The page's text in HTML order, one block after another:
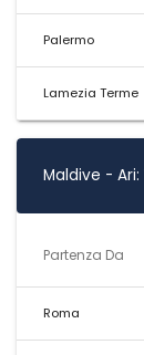
Palermo
Lamezia Terme
Maldive - Ari:
Partenza Da
Roma